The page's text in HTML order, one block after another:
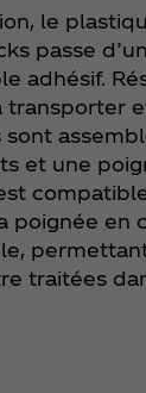
le
passe
adhésif.
transporter
et une
poignée en
traitées